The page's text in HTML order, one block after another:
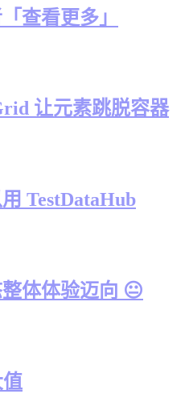
查看更多」
让元素跳脱容器
TestDataHub
体体验迈向 😐
值